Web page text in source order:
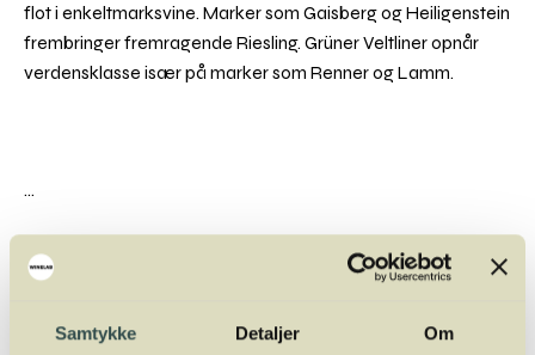
Samtykke Detaljer Om
flot i enkeltmarksvine. Marker som Gaisberg og Heiligenstein
frembringer fremragende Riesling. Grüner Veltliner opnår
verdensklasse især på marker som Renner og Lamm.
...